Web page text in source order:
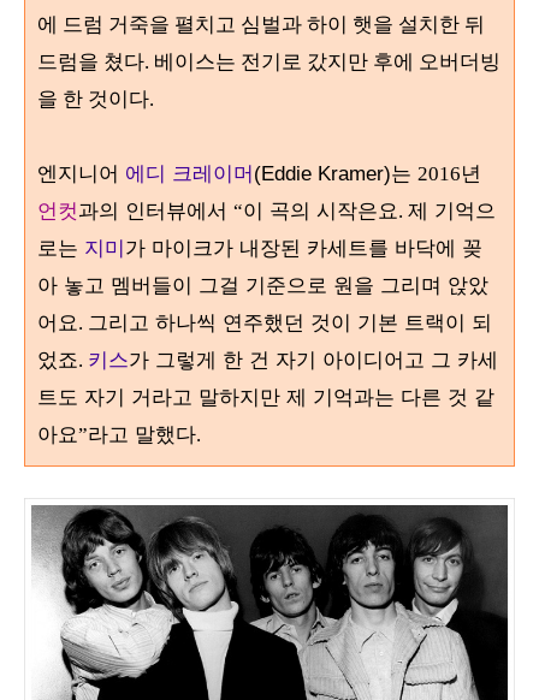
에 드럼 거죽을 펼치고 심벌과 하이 햇을 설치한 뒤
드럼을 쳤다. 베이스는 전기로 갔지만 후에 오버더빙
을 한 것이다.
엔지니어 에디 크레이머(Eddie Kramer)는 2016년
언컷과의 인터뷰에서 “이 곡의 시작은요. 제 기억으
로는 지미가 마이크가 내장된 카세트를 바닥에 꽂
아 놓고 멤버들이 그걸 기준으로 원을 그리며 앉았
어요. 그리고 하나씩 연주했던 것이 기본 트랙이 되
었죠. 키스가 그렇게 한 건 자기 아이디어고 그 카세
트도 자기 거라고 말하지만 제 기억과는 다른 것 같
아요”라고 말했다.